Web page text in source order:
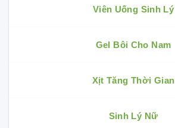
Viên Uống Sinh Lý
Gel Bôi Cho Nam
Xịt Tăng Thời Gian
Sinh Lý Nữ